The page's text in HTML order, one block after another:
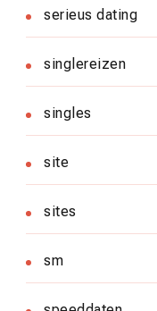
serieus dating
singlereizen
singles
site
sites
sm